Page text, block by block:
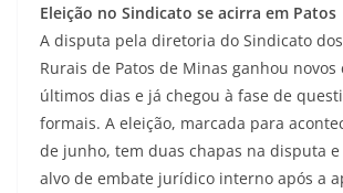
Eleição no Sindicato se acirra em Patos
A disputa pela diretoria do Sindicato
Rurais de Patos de Minas ganhou novos
últimos dias e já chegou à fase de
formais. A eleição, marcada para
de junho, tem duas chapas na disputa
alvo de embate jurídico interno após a